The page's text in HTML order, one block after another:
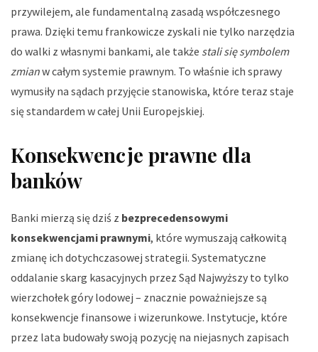
przywilejem, ale fundamentalną zasadą współczesnego
prawa. Dzięki temu frankowicze zyskali nie tylko narzędzia
do walki z własnymi bankami, ale także stali się symbolem
zmianw całym systemie prawnym. To właśnie ich sprawy
wymusiły na sądach przyjęcie stanowiska, które teraz staje
się standardem w całej Unii Europejskiej.
Konsekwencje prawne dla
banków
Banki mierzą się dziś z bezprecedensowymi
konsekwencjami prawnymi, które wymuszają całkowitą
zmianę ich dotychczasowej strategii. Systematyczne
oddalanie skarg kasacyjnych przez Sąd Najwyższy to tylko
wierzchołek góry lodowej – znacznie poważniejsze są
konsekwencje finansowe i wizerunkowe. Instytucje, które
przez lata budowały swoją pozycję na niejasnych zapisach